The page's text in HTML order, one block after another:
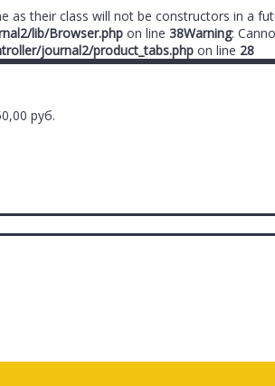
as their class will not be constructors in a
lib/Browser.php on line 38Warning:
journal2/product_tabs.php on line 28
руб.